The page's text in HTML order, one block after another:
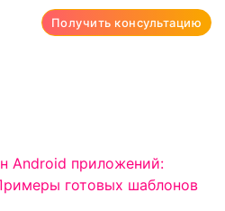
Получить консультацию
Android приложений:
готовых шаблонов